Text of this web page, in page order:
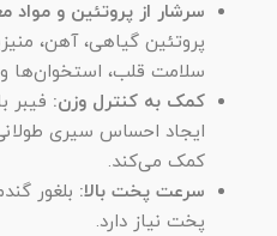
سرشار از پروتئین و مواد
پروتئین گیاهی، آهن،
سلامت قلب،
کمک به کنترل وزن: فیبر
ایجاد احساس سیری
کمک می‌کند.
سرعت پخت بالا: بلغور
پخت نیاز دارد.